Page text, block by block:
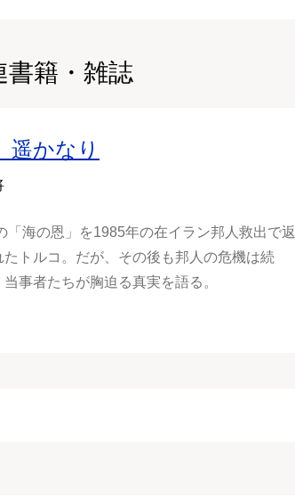
書籍・雑誌
遥かなり
「海の恩」を1985年の在イラン邦人救出で返
たトルコ。だが、その後も邦人の危機は続
事者たちが胸迫る真実を語る。